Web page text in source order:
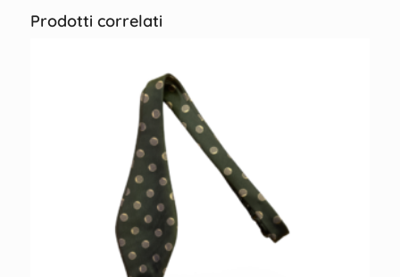
Prodotti correlati